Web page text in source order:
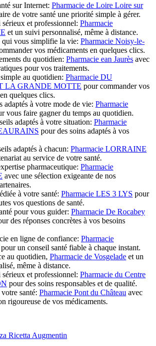
sur Internet: Pharmacie de Loire Loire sur
de votre santé une priorité simple à gérer.
et professionnel: Pharmacie
et un suivi personnalisé, même à distance.
qui vous simplifie la vie: Pharmacie Noisy-le-
vos médicaments en quelques clics.
du quotidien: Pharmacie ean Jaurès avec
pour vos traitements.
au quotidien: Pharmacie DU
LA GRANDE MOTTE pour commander vos
quelques clics.
adaptés à votre mode de vie: Pharmacie
vous faire gagner du temps au quotidien.
adaptés à votre situation: Pharmacie
pour des soins adaptés à vos
adaptés à chacun: Pharmacie LORRAINE
au service de votre santé.
pharmaceutique: Pharmacie
avec une sélection exigeante de nos
à votre santé: Pharmacie LES 3 LYS pour
vos questions de santé.
pour vous guider: Pharmacie De Rocabey
des réponses concrètes à vos besoins
en ligne de confiance: Pharmacie
pour un conseil santé fiable à chaque instant.
au quotidien, Pharmacie de Vosgelade et un
même à distance.
et professionnel: Pharmacie du Centre
pour des soins responsables et de qualité.
santé: Pharmacie Pont du Château avec
rigoureuse de vos médicaments.
Ricetta Augmentin